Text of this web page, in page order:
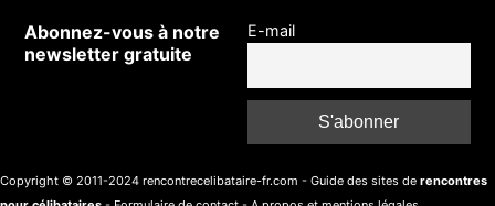
Abonnez-vous à notre
newsletter gratuite
E-mail
Copyright © 2011-2024 rencontrecelibataire-fr.com - Guide des sites de rencontres